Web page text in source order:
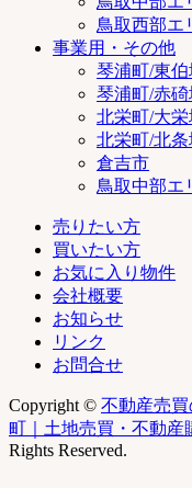
鳥取西部エ
事業用・その他
琴浦町/東伯
琴浦町/赤碕
北栄町/大栄
北栄町/北条
倉吉市
鳥取中部エ
売りたい方
買いたい方
お気に入り物件
会社概要
お知らせ
リンク
お問合せ
Copyright © 不動産売
町｜土地売買・不動産
Rights Reserved.